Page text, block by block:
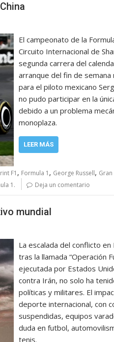
El campeonato de la
Circuito Internacional de
segunda carrera del
arranque del fin de semana
para el piloto mexicano
no pudo participar en la
debido a un problema
monoplaza.
LEER MÁS
F1 , Formula 1 , George Russell,
1. Deja un comentario
mundial
La escalada del conflicto
tras la llamada “Operación
ejecutada por Estados
contra Irán, no solo ha
políticas y militares. El
deporte internacional, con
suspendidas, equipos
duda en futbol,
tenis.